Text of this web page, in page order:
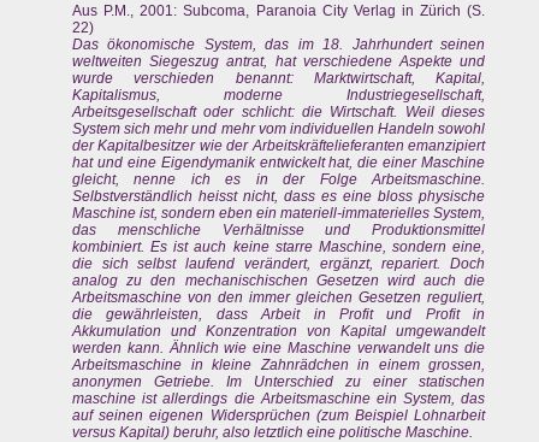
Aus P.M., 2001: Subcoma, Paranoia City Verlag in Zürich (S.
22)
Das ökonomische System, das im 18. Jahrhundert seinen
weltweiten Siegeszug antrat, hat verschiedene Aspekte und
wurde verschieden benannt: Marktwirtschaft, Kapital,
Kapitalismus, moderne Industriegesellschaft,
Arbeitsgesellschaft oder schlicht: die Wirtschaft. Weil dieses
System sich mehr und mehr vom individuellen Handeln sowohl
der Kapitalbesitzer wie der Arbeitskräftelieferanten emanzipiert
hat und eine Eigendymanik entwickelt hat, die einer Maschine
gleicht, nenne ich es in der Folge Arbeitsmaschine.
Selbstverständlich heisst nicht, dass es eine bloss physische
Maschine ist, sondern eben ein materiell-immaterielles System,
das menschliche Verhältnisse und Produktionsmittel
kombiniert. Es ist auch keine starre Maschine, sondern eine,
die sich selbst laufend verändert, ergänzt, repariert. Doch
analog zu den mechanischischen Gesetzen wird auch die
Arbeitsmaschine von den immer gleichen Gesetzen reguliert,
die gewährleisten, dass Arbeit in Profit und Profit in
Akkumulation und Konzentration von Kapital umgewandelt
werden kann. Ähnlich wie eine Maschine verwandelt uns die
Arbeitsmaschine in kleine Zahnrädchen in einem grossen,
anonymen Getriebe. Im Unterschied zu einer statischen
maschine ist allerdings die Arbeitsmaschine ein System, das
auf seinen eigenen Widersprüchen (zum Beispiel Lohnarbeit
versus Kapital) beruhr, also letztlich eine politische Maschine.